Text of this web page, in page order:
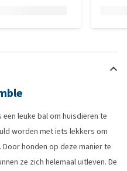
leuke bal om huisdieren te
worden met iets lekkers om
honden op deze manier te
ze zich helemaal uitleven. De